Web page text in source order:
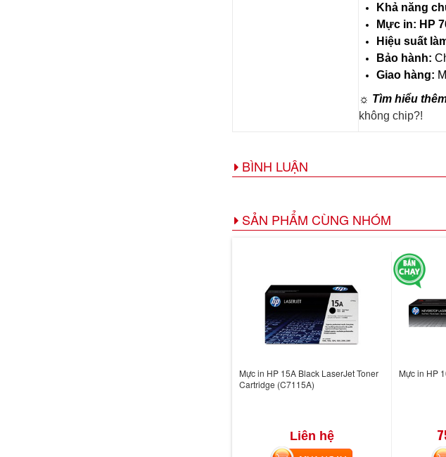
Khả năng
Mực in: HP
Hiệu suất
Bảo hành:
Giao hàng:
☼ Tìm hiểu
không chip?!
BÌNH LUẬN
SẢN PHẨM CÙNG NHÓM
Mực in HP 15A Black LaserJet Toner
Cartridge (C7115A)
Liên hệ
Mực in HP